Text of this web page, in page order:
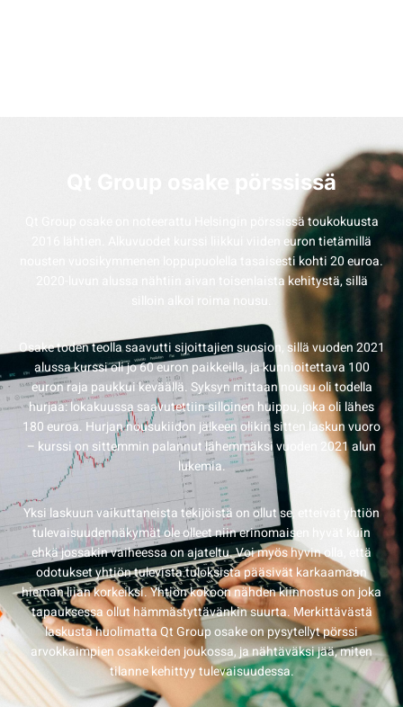
Qt Group osake pörssissä
Qt Group osake on noteerattu Helsingin pörssissä toukokuusta
2016 lähtien. Alkuvuodet kurssi liikkui viiden euron tietämillä
nousten vuosikymmenen loppupuolella tasaisesti kohti 20 euroa.
2020-luvun alussa nähtiin aivan toisenlaista kehitystä, sillä
silloin alkoi roima nousu.
Osake toden teolla saavutti sijoittajien suosion, sillä vuoden 2021
alussa kurssi oli jo 60 euron paikkeilla, ja kunnioitettava 100
euron raja paukkui keväällä. Syksyn mittaan nousu oli todella
hurjaa: lokakuussa saavutettiin silloinen huippu, joka oli lähes
180 euroa. Hurjan nousukiidon jälkeen olikin sitten laskun vuoro
– kurssi on sittemmin palannut lähemmäksi vuoden 2021 alun
lukemia.
Yksi laskuun vaikuttaneista tekijöistä on ollut se, etteivät yhtiön
tulevaisuudennäkymät ole olleet niin erinomaisen hyvät kuin
ehkä jossakin vaiheessa on ajateltu. Voi myös hyvin olla, että
odotukset yhtiön tulevista tuloksista pääsivät karkaamaan
hieman liian korkeiksi. Yhtiön kokoon nähden kiinnostus on joka
tapauksessa ollut hämmästyttävänkin suurta. Merkittävästä
laskusta huolimatta Qt Group osake on pysytellyt pörssi
arvokkaimpien osakkeiden joukossa, ja nähtäväksi jää, miten
tilanne kehittyy tulevaisuudessa.